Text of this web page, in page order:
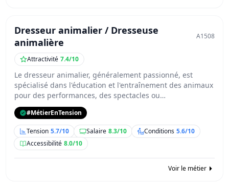
Dresseur animalier / Dresseuse
animalière
A1508
Attractivité 7.4/10
Le dresseur animalier, généralement passionné, est
spécialisé dans l'éducation et l'entraînement des animaux
pour des performances, des spectacles ou…
#MétierEnTension
Tension 5.7/10 Salaire 8.3/10 Conditions 5.6/10
Accessibilité 8.0/10
Voir le métier